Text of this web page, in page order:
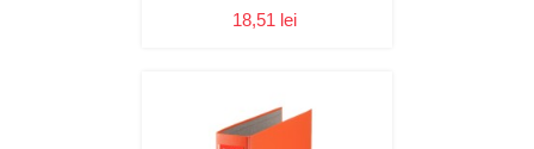
18,51 lei